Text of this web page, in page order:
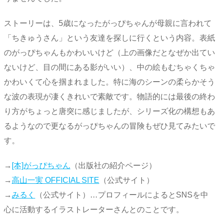
ストーリーは、5歳になったがっぴちゃんが母親に言われて
「ちきゅうさん」という友達を探しに行くという内容。表紙
のがっぴちゃんもかわいいけど（上の画像だとなぜか出てい
ないけど、目の間にある影がいい）、中の絵もむちゃくちゃ
かわいくて心を掴まれました。特に海のシーンの柔らかそう
な波の表現が凄くきれいで素敵です。物語的には最後の終わ
り方がちょっと唐突に感じましたが、シリーズ化の構想もあ
るようなので更なるがっぴちゃんの冒険もぜひ見てみたいで
す。
→ [本]がっぴちゃん （出版社の紹介ページ）
→高山一実 OFFICIAL SITE （公式サイト）
→みるく
（公式サイト）…プロフィールによるとSNSを中
心に活動するイラストレーターさんとのことです。